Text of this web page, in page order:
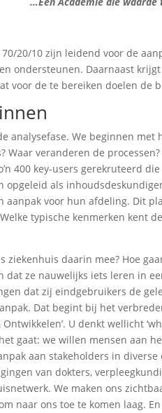
20/10 zijn leidend voor de
ondersteunen. Daarnaast
voor de te bereiken doelen de
analysefase. We beginnen
Waar veranderen de
400 key-users gerekruteerd
opgeleid als
aanpak voor hun afdeling. Dit
typische kenmerken kent
ziekenhuis daarin mee? Hoe
dat ze nauwelijks iets leren in
dat zij eindgebruikers de
Dat begint bij het
Ontwikkelen’. U denkt wellicht
gaat: we willen mensen aan
aan stakeholders in
van dokters,
We maken ons
naar ons toe te komen laag.